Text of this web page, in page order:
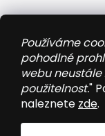
Používáme
pohodlné
webu neustále
použitelnost."
naleznete zde.